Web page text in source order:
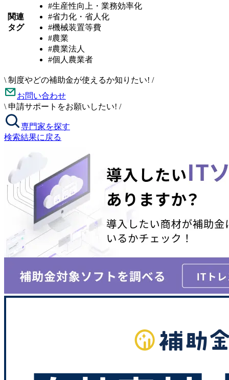
関連
タグ
#生産性向上・業務効率化
#省力化・省人化
#機械装置等費
#農業
#農業法人
#個人農業者
\ 制度やどの補助金が使えるか知りたい! /
お問い合わせ
\ 申請サポートをお願いしたい! /
専門家を探す
検索結果に戻る